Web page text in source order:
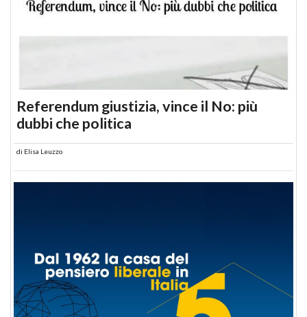
Referendum giustizia, vince il No: più
dubbi che politica
di Elisa Leuzzo